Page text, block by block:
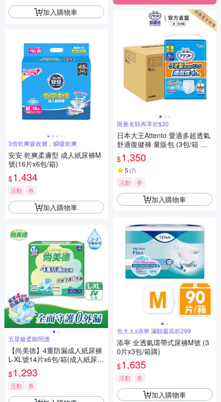
加入購物車
3倍乾爽吸收層，瞬吸乾爽
安安 乾爽柔膚型 成人紙尿褲M
號(16片x6包/箱)
$1,434
活動 券
加入購物車
五星級柔順照護
【尚美德】4重防漏成人紙尿褲
L-XL號14片x6包/箱(成人紙尿褲
黏貼式 日用)
$1,293
活動 券
限量名額再享折$30
日本大王Attento 愛適多超透氣
舒適復健褲 量販包 (3包/箱 箱
購)
$1,350
5 (7)
活動 券
加入購物車
包大人x添寧 滿額最高折299
添寧 全透氣環帶式尿褲M號 (3
0片x3包/箱購)
$1,635
活動 券
加入購物車